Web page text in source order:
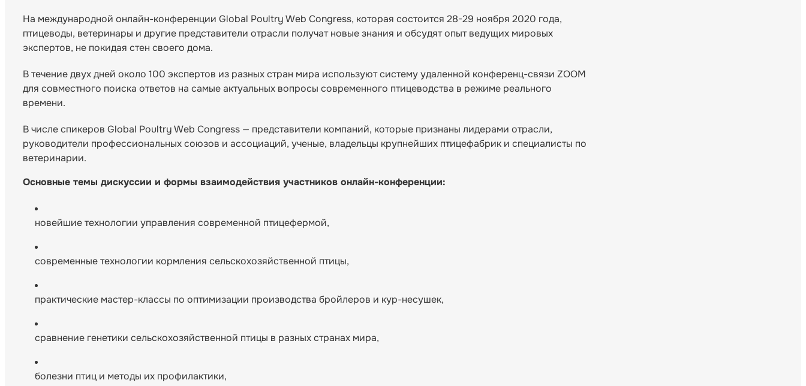
На международной онлайн-конференции Global Poultry Web Congress, которая состоится 28-29 ноября 2020 года,
птицеводы, ветеринары и другие представители отрасли получат новые знания и обсудят опыт ведущих мировых
экспертов, не покидая стен своего дома.
В течение двух дней около 100 экспертов из разных стран мира используют систему удаленной конференц-связи ZOOM
для совместного поиска ответов на самые актуальных вопросы современного птицеводства в режиме реального
времени.
В числе спикеров Global Poultry Web Congress — представители компаний, которые признаны лидерами отрасли,
руководители профессиональных союзов и ассоциаций, ученые, владельцы крупнейших птицефабрик и специалисты по
ветеринарии.
Основные темы дискуссии и формы взаимодействия участников онлайн-конференции:
новейшие технологии управления современной птицефермой,
современные технологии кормления сельскохозяйственной птицы,
практические мастер-классы по оптимизации производства бройлеров и кур-несушек,
сравнение генетики сельскохозяйственной птицы в разных странах мира,
болезни птиц и методы их профилактики,